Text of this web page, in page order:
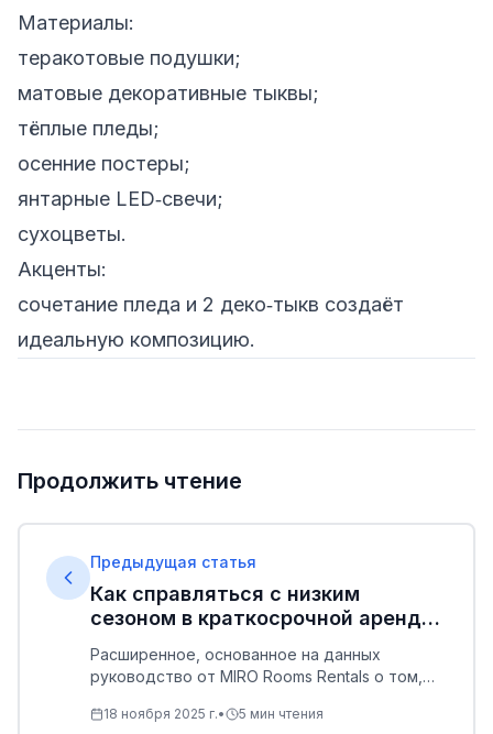
Материалы:
теракотовые подушки;
матовые декоративные тыквы;
тёплые пледы;
осенние постеры;
янтарные LED‑свечи;
сухоцветы.
Акценты:
сочетание пледа и 2 деко‑тыкв создаёт
идеальную композицию.
Продолжить чтение
Предыдущая статья
Как справляться с низким
сезоном в краткосрочной аренде:
2025 году
Расширенное, основанное на данных
руководство от MIRO Rooms Rentals о том,
даже в самые тихие месяцы года.
18 ноября 2025 г.• 5 мин чтения